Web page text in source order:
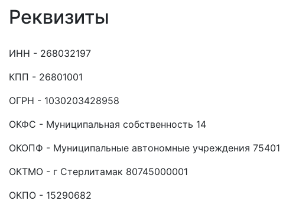
Реквизиты
ИНН - 268032197
КПП - 26801001
ОГРН - 1030203428958
ОКФС - Муниципальная собственность 14
ОКОПФ - Муниципальные автономные учреждения 75401
ОКТМО - г Стерлитамак 80745000001
ОКПО - 15290682